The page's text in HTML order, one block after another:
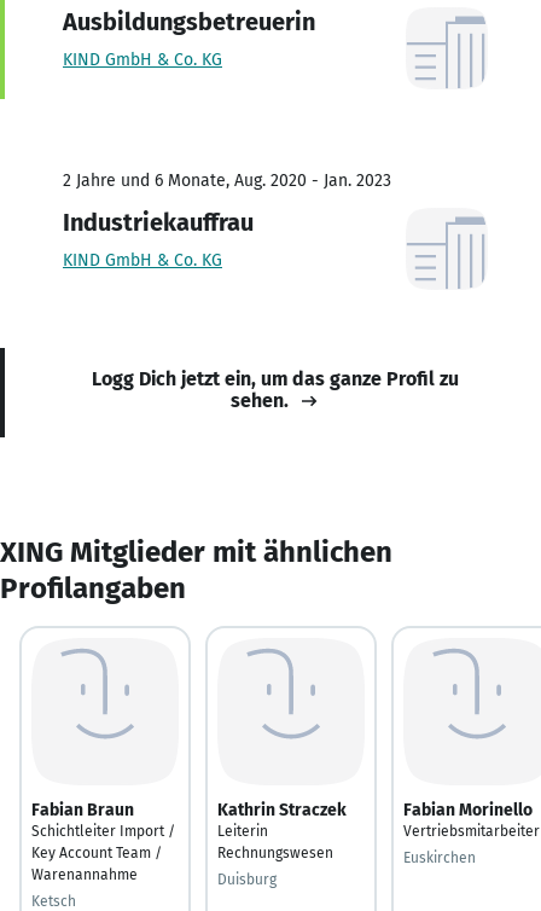
Ausbildungsbetreuerin
KIND GmbH & Co. KG
2 Jahre und 6 Monate, Aug. 2020 - Jan. 2023
Industriekauffrau
KIND GmbH & Co. KG
Logg Dich jetzt ein, um das ganze Profil zu
sehen.
XING Mitglieder mit ähnlichen
Profilangaben
Fabian Braun
Schichtleiter Import /
Key Account Team /
Warenannahme
Ketsch
Kathrin Straczek
Leiterin
Rechnungswesen
Duisburg
Fabian Morinello
Vertriebsmitarbeiter
Euskirchen